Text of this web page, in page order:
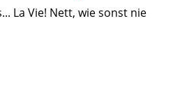
La Vie! Nett, wie sonst nie